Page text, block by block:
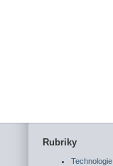
Rubriky
Technologie